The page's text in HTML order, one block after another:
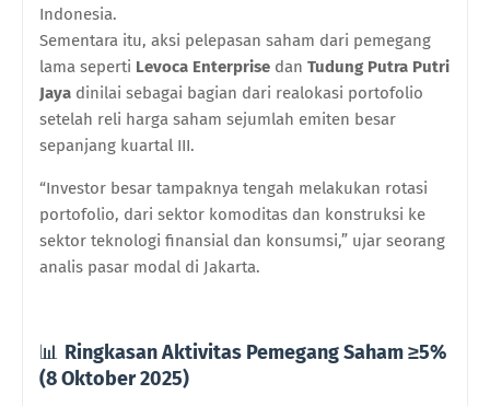
Indonesia.
Sementara itu, aksi pelepasan saham dari pemegang
lama seperti Levoca Enterprise dan Tudung Putra Putri
Jaya dinilai sebagai bagian dari realokasi portofolio
setelah reli harga saham sejumlah emiten besar
sepanjang kuartal III.
“Investor besar tampaknya tengah melakukan rotasi
portofolio, dari sektor komoditas dan konstruksi ke
sektor teknologi finansial dan konsumsi,” ujar seorang
analis pasar modal di Jakarta.
📊 Ringkasan Aktivitas Pemegang Saham ≥5%
(8 Oktober 2025)